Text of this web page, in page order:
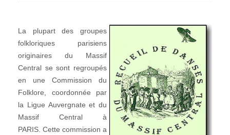
La plupart des groupes
folkloriques parisiens
originaires du Massif
Central se sont regroupés
en une Commission du
Folklore, coordonnée par
la Ligue Auvergnate et du
Massif Central à
PARIS. Cette commission a